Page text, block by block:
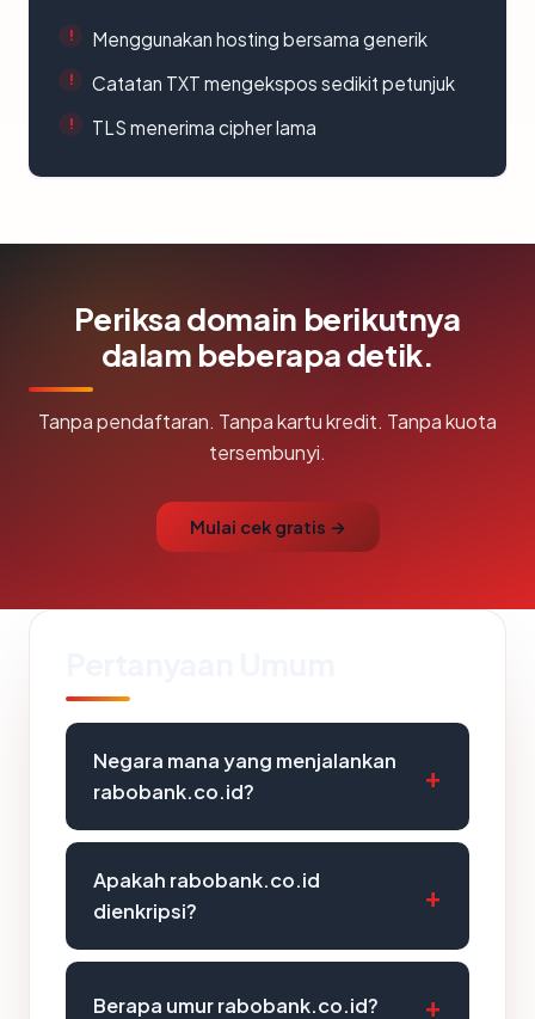
Menggunakan hosting bersama generik
Catatan TXT mengekspos sedikit petunjuk
TLS menerima cipher lama
Periksa domain berikutnya
dalam beberapa detik.
Tanpa pendaftaran. Tanpa kartu kredit. Tanpa kuota
tersembunyi.
Mulai cek gratis →
Negara mana yang menjalankan
rabobank.co.id?
Apakah rabobank.co.id
dienkripsi?
Berapa umur rabobank.co.id?